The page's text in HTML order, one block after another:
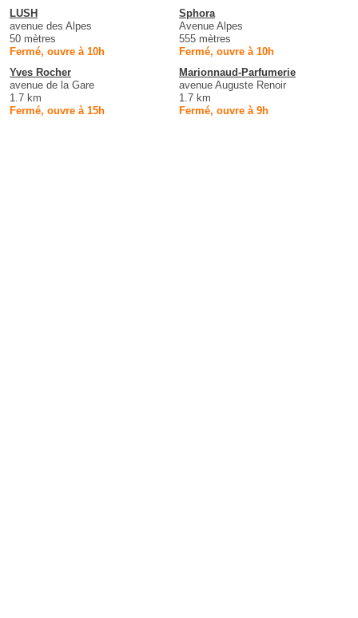
LUSH
avenue des Alpes
50 mètres
Fermé, ouvre à 10h
Sphora
Avenue Alpes
555 mètres
Fermé, ouvre à 10h
Yves Rocher
avenue de la Gare
1.7 km
Fermé, ouvre à 15h
Marionnaud-Parfumerie
avenue Auguste Renoir
1.7 km
Fermé, ouvre à 9h